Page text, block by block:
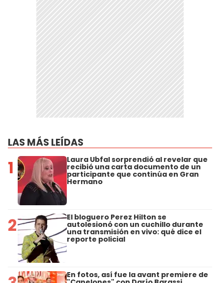
LAS MÁS LEÍDAS
1 Laura Ubfal sorprendió al revelar que
recibió una carta documento de un
participante que continúa en Gran
Hermano
2 El bloguero Perez Hilton se
autolesionó con un cuchillo durante
una transmisión en vivo: qué dice el
reporte policial
En fotos, así fue la avant premiere de